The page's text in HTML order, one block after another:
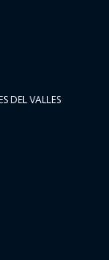
DEL VALLES